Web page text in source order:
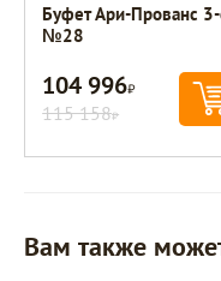
Буфет Ари-Прованс 3-
№28
104 996Р
115 158Р
Вам также